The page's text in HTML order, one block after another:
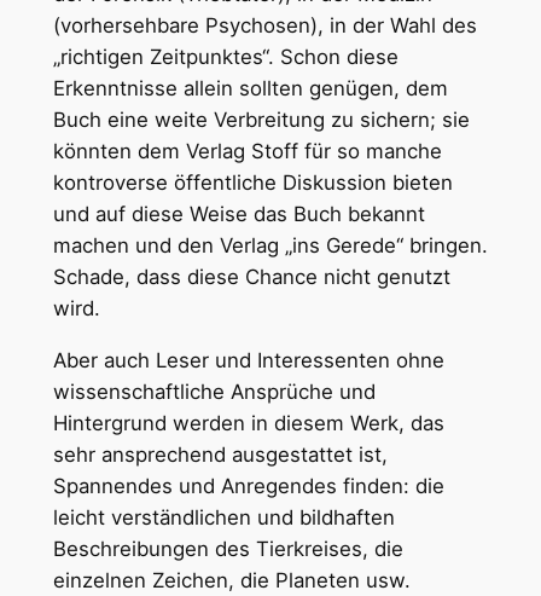
(vorhersehbare Psychosen), in der Wahl des
„richtigen Zeitpunktes“. Schon diese
Erkenntnisse allein sollten genügen, dem
Buch eine weite Verbreitung zu sichern; sie
könnten dem Verlag Stoff für so manche
kontroverse öffentliche Diskussion bieten
und auf diese Weise das Buch bekannt
machen und den Verlag „ins Gerede“ bringen.
Schade, dass diese Chance nicht genutzt
wird.
Aber auch Leser und Interessenten ohne
wissenschaftliche Ansprüche und
Hintergrund werden in diesem Werk, das
sehr ansprechend ausgestattet ist,
Spannendes und Anregendes finden: die
leicht verständlichen und bildhaften
Beschreibungen des Tierkreises, die
einzelnen Zeichen, die Planeten usw.